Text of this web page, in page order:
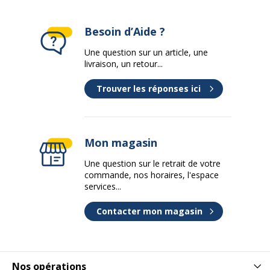
Nos opérations
Besoin d’Aide ?
Une question sur un article, une
livraison, un retour...
Trouver les réponses ici
Mon magasin
Une question sur le retrait de votre
commande, nos horaires, l'espace
services...
Contacter mon magasin